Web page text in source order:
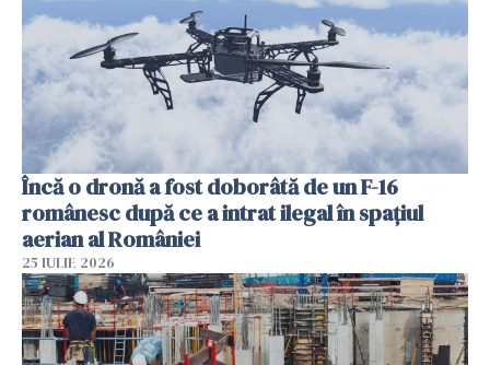
Încă o dronă a fost doborâtă de un F-16
românesc după ce a intrat ilegal în spațiul
aerian al României
25 IULIE 2026